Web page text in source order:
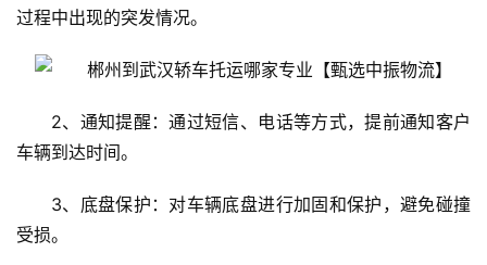
过程中出现的突发情况。
2、通知提醒：通过短信、电话等方式，提前通知客户
车辆到达时间。
3、底盘保护：对车辆底盘进行加固和保护，避免碰撞
受损。